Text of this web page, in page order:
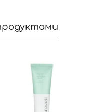
реєстрації ви
e-mail